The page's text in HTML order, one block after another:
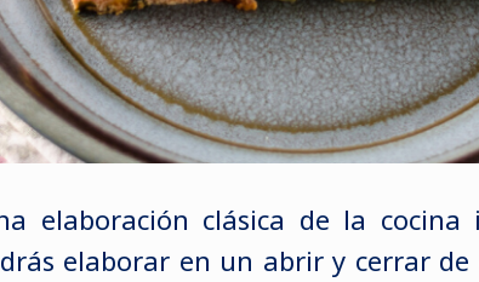
elaboración clásica de la
elaborar en un abrir y cerrar de